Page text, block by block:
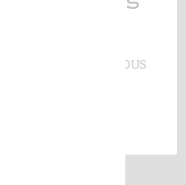
vous offrir la
possible. En cliquant
à l'utilisation de TOUS